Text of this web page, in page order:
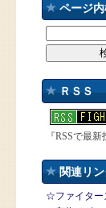
ページ
ＲＳＳ
『RSSで最
関連リ
☆ファイター